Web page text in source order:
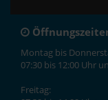
Montag bis
07:30 bis 12:00 Uhr
Freitag: